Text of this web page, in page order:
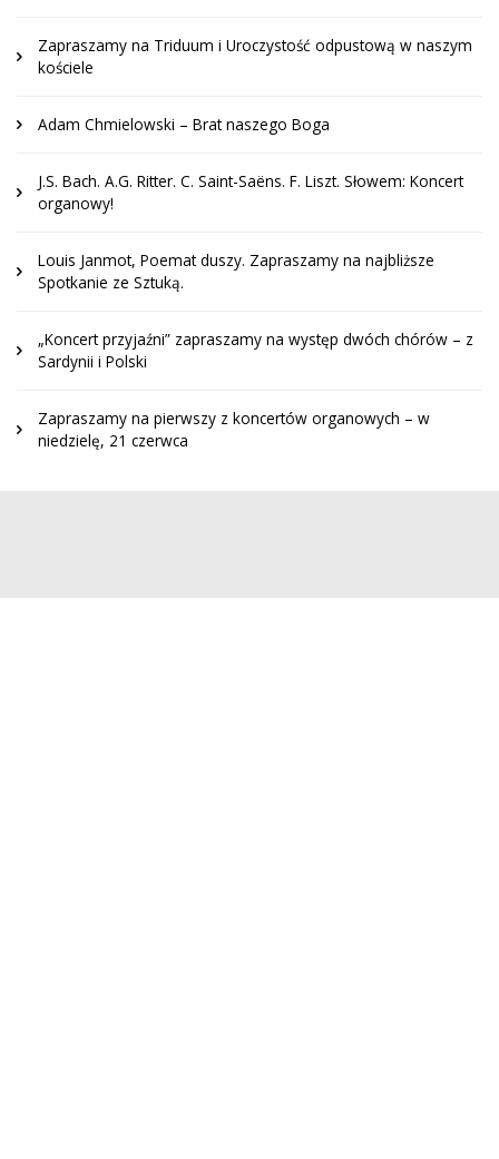
Zapraszamy na Triduum i Uroczystość odpustową w naszym
kościele
Adam Chmielowski – Brat naszego Boga
J.S. Bach. A.G. Ritter. C. Saint-Saëns. F. Liszt. Słowem: Koncert
organowy!
Louis Janmot, Poemat duszy. Zapraszamy na najbliższe
Spotkanie ze Sztuką.
„Koncert przyjaźni” zapraszamy na występ dwóch chórów – z
Sardynii i Polski
Zapraszamy na pierwszy z koncertów organowych – w
niedzielę, 21 czerwca